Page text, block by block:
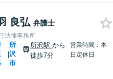
良弘 弁護士
法律事務所
|
所
沢
市
所沢駅から
徒歩7分
営業時間：本
日定休日